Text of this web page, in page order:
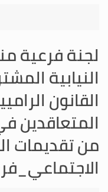
لجنة فرعية
النيابية
القانون
المتعاقدين
من تقديمات